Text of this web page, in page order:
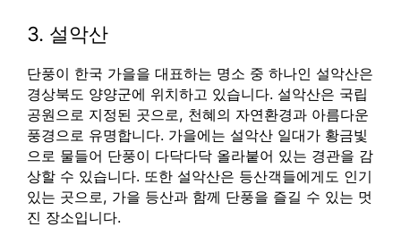
3. 설악산
단풍이 한국 가을을 대표하는 명소 중 하나인 설악산은
경상북도 양양군에 위치하고 있습니다. 설악산은 국립
공원으로 지정된 곳으로, 천혜의 자연환경과 아름다운
풍경으로 유명합니다. 가을에는 설악산 일대가 황금빛
으로 물들어 단풍이 다닥다닥 올라붙어 있는 경관을 감
상할 수 있습니다. 또한 설악산은 등산객들에게도 인기
있는 곳으로, 가을 등산과 함께 단풍을 즐길 수 있는 멋
진 장소입니다.